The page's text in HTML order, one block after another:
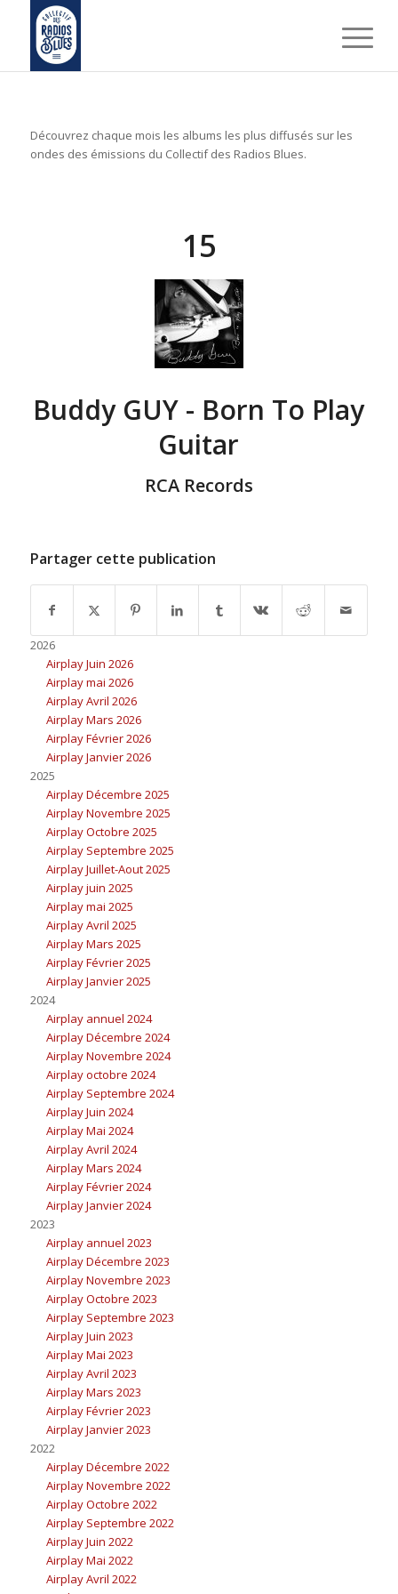
Découvrez chaque mois les albums les plus diffusés sur les
ondes des émissions du Collectif des Radios Blues.
15
Buddy GUY - Born To Play
Guitar
RCA Records
Partager cette publication
2026
Airplay Juin 2026
Airplay mai 2026
Airplay Avril 2026
Airplay Mars 2026
Airplay Février 2026
Airplay Janvier 2026
2025
Airplay Décembre 2025
Airplay Novembre 2025
Airplay Octobre 2025
Airplay Septembre 2025
Airplay Juillet-Aout 2025
Airplay juin 2025
Airplay mai 2025
Airplay Avril 2025
Airplay Mars 2025
Airplay Février 2025
Airplay Janvier 2025
2024
Airplay annuel 2024
Airplay Décembre 2024
Airplay Novembre 2024
Airplay octobre 2024
Airplay Septembre 2024
Airplay Juin 2024
Airplay Mai 2024
Airplay Avril 2024
Airplay Mars 2024
Airplay Février 2024
Airplay Janvier 2024
2023
Airplay annuel 2023
Airplay Décembre 2023
Airplay Novembre 2023
Airplay Octobre 2023
Airplay Septembre 2023
Airplay Juin 2023
Airplay Mai 2023
Airplay Avril 2023
Airplay Mars 2023
Airplay Février 2023
Airplay Janvier 2023
2022
Airplay Décembre 2022
Airplay Novembre 2022
Airplay Octobre 2022
Airplay Septembre 2022
Airplay Juin 2022
Airplay Mai 2022
Airplay Avril 2022